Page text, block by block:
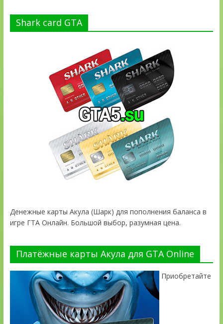
Shark card GTA
Денежные карты Акула (Шарк) для пополнения баланса в
игре ГТА Онлайн. Большой выбор, разумная цена.
Платёжные карты Акула для GTA Online
Приобретайте